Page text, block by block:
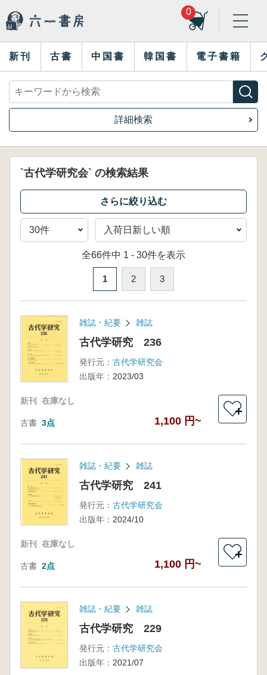
0
新刊 古書 中国書 韓国書 電子書籍
詳細検索
`古代学研究会` の検索結果
全66件中 1 - 30件を表示
1 2 3
雑誌・紀要 雑誌
古代学研究 236
発行元： 古代学研究会
出版年： 2023/03
新刊 在庫なし
古書 3点 1,100 円~
＋
雑誌・紀要 雑誌
古代学研究 241
発行元： 古代学研究会
出版年： 2024/10
新刊 在庫なし
古書 2点 1,100 円~
＋
雑誌・紀要 雑誌
古代学研究 229
発行元： 古代学研究会
出版年： 2021/07